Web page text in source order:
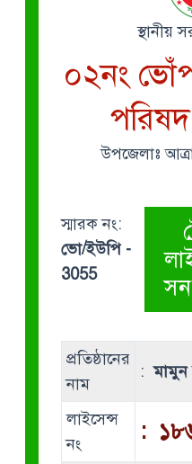
স্থানীয়
০২নং
পরিষদ
উপজেলাঃ
স্মারক নং:
ভো/ইউপি -
3055
প্রতিষ্ঠানের
নাম
:মামুন
লাইসেন্স
নং
: